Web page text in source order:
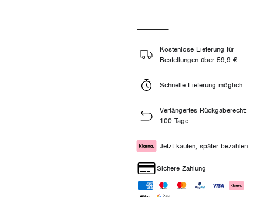
Kostenlose Lieferung für
Bestellungen über 59,9 €
Schnelle Lieferung möglich
Verlängertes Rückgaberecht:
100 Tage
Jetzt kaufen, später bezahlen.
Sichere Zahlung